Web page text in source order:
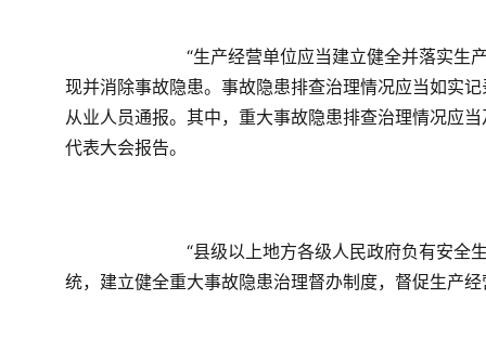
“生产经营单位应当建立健全并落实生
现并消除事故隐患。事故隐患排查治理情况应当如实
从业人员通报。其中，重大事故隐患排查治理情况应
代表大会报告。
“县级以上地方各级人民政府负有安全
统，建立健全重大事故隐患治理督办制度，督促生产